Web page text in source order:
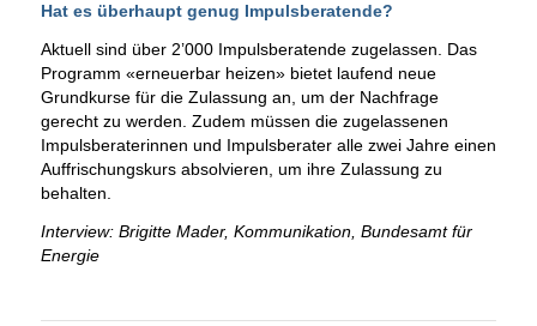
Hat es überhaupt genug Impulsberatende?
Aktuell sind über 2’000 Impulsberatende zugelassen. Das
Programm «erneuerbar heizen» bietet laufend neue
Grundkurse für die Zulassung an, um der Nachfrage
gerecht zu werden. Zudem müssen die zugelassenen
Impulsberaterinnen und Impulsberater alle zwei Jahre einen
Auffrischungskurs absolvieren, um ihre Zulassung zu
behalten.
Interview: Brigitte Mader, Kommunikation, Bundesamt für
Energie